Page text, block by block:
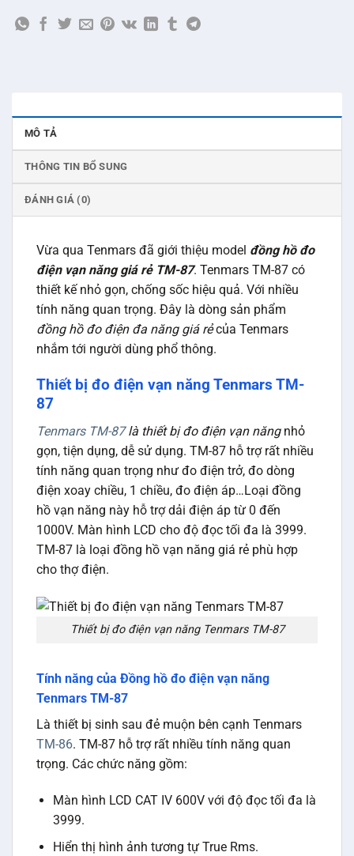
MÔ TẢ
THÔNG TIN BỔ SUNG
ĐÁNH GIÁ (0)
Vừa qua Tenmars đã giới thiệu model đồng hồ đo
điện vạn năng giá rẻ TM-87. Tenmars TM-87 có
thiết kế nhỏ gọn, chống sốc hiệu quả. Với nhiều
tính năng quan trọng. Đây là dòng sản phẩm
đồng hồ đo điện đa năng giá rẻcủa Tenmars
nhắm tới người dùng phổ thông.
Thiết bị đo điện vạn năng Tenmars TM-
87
Tenmars TM-87là thiết bị đo điện vạn năngnhỏ
gọn, tiện dụng, dễ sử dụng. TM-87 hỗ trợ rất nhiều
tính năng quan trọng như đo điện trở, đo dòng
điện xoay chiều, 1 chiều, đo điện áp…Loại đồng
hồ vạn năng này hỗ trợ dải điện áp từ 0 đến
1000V. Màn hình LCD cho độ đọc tối đa là 3999.
TM-87 là loại đồng hồ vạn năng giá rẻ phù hợp
cho thợ điện.
Thiết bị đo điện vạn năng Tenmars TM-87
Tính năng của Đồng hồ đo điện vạn năng
Tenmars TM-87
Là thiết bị sinh sau đẻ muộn bên cạnh Tenmars
TM-86. TM-87 hỗ trợ rất nhiều tính năng quan
trọng. Các chức năng gồm:
Màn hình LCD CAT IV 600V với độ đọc tối đa là
3999.
Hiển thị hình ảnh tương tự True Rms.